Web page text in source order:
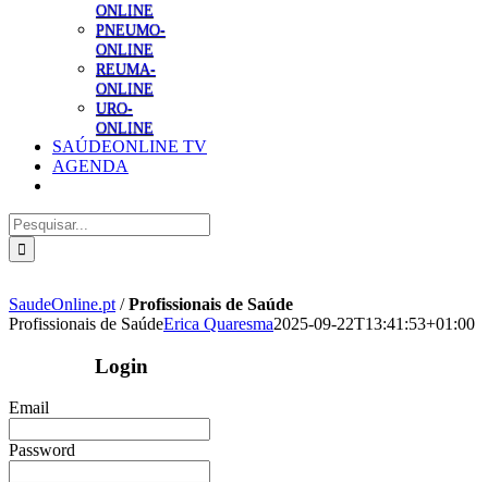
ONLINE
PNEUMO-
ONLINE
REUMA-
ONLINE
URO-
ONLINE
SAÚDEONLINE TV
AGENDA
Pesquisar
SaudeOnline.pt /Profissionais de Saúde
Profissionais de SaúdeErica Quaresma2025-09-22T13:41:53+01:00
Login
Email
Password